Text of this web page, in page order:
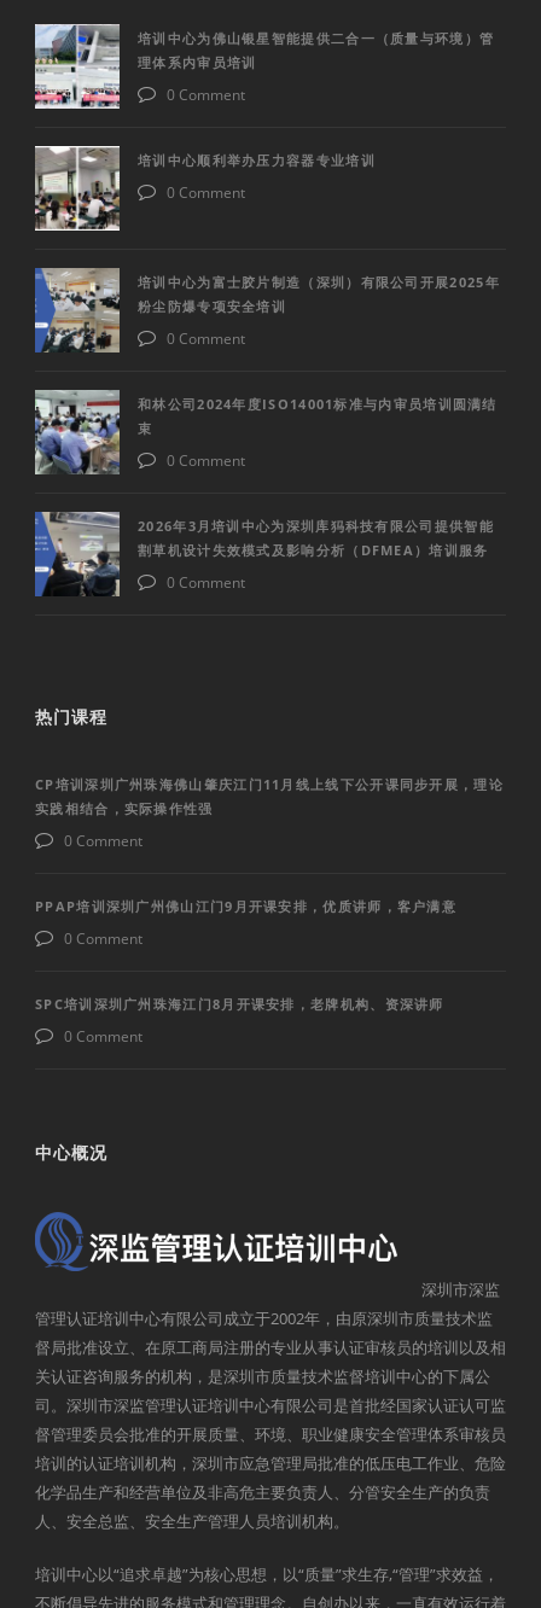
培训中心为佛山银星智能提供二合一（质量与环境）管
理体系内审员培训
0 Comment
培训中心顺利举办压力容器专业培训
0 Comment
培训中心为富士胶片制造（深圳）有限公司开展2025年
粉尘防爆专项安全培训
0 Comment
和林公司2024年度ISO14001标准与内审员培训圆满结
束
0 Comment
2026年3月培训中心为深圳库犸科技有限公司提供智能
割草机设计失效模式及影响分析（DFMEA）培训服务
0 Comment
热门课程
CP培训深圳广州珠海佛山肇庆江门11月线上线下公开课同步开展，理论
实践相结合，实际操作性强
0 Comment
PPAP培训深圳广州佛山江门9月开课安排，优质讲师，客户满意
0 Comment
SPC培训深圳广州珠海江门8月开课安排，老牌机构、资深讲师
0 Comment
中心概况
深圳市深监
管理认证培训中心有限公司成立于2002年，由原深圳市质量技术监
督局批准设立、在原工商局注册的专业从事认证审核员的培训以及相
关认证咨询服务的机构，是深圳市质量技术监督培训中心的下属公
司。深圳市深监管理认证培训中心有限公司是首批经国家认证认可监
督管理委员会批准的开展质量、环境、职业健康安全管理体系审核员
培训的认证培训机构，深圳市应急管理局批准的低压电工作业、危险
化学品生产和经营单位及非高危主要负责人、分管安全生产的负责
人、安全总监、安全生产管理人员培训机构。
培训中心以“追求卓越”为核心思想，以“质量”求生存,“管理”求效益，
不断倡导先进的服务模式和管理理念。自创办以来，一直有效运行着